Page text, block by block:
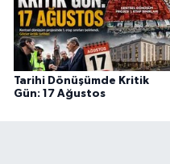
Tarihi Dönüşümde Kritik
Gün: 17 Ağustos